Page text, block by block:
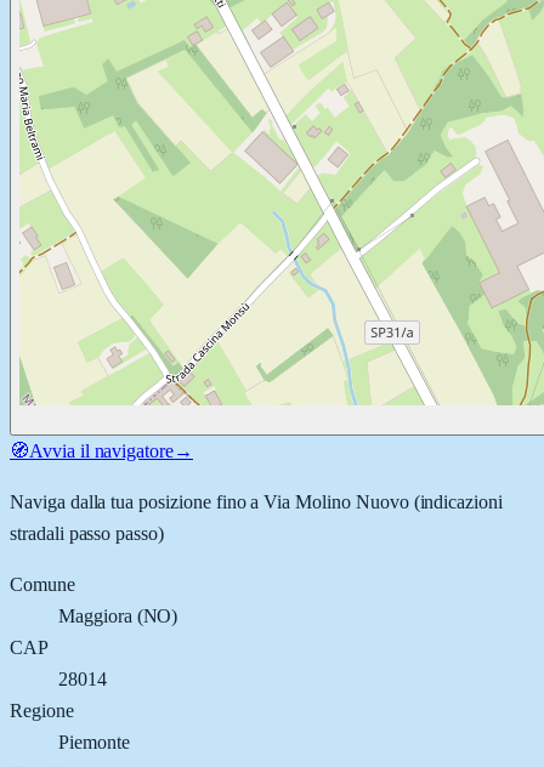
🧭Avvia il navigatore→
Naviga dalla tua posizione fino aVia Molino Nuovo(indicazioni
stradali passo passo)
Comune
Maggiora (NO)
CAP
28014
Regione
Piemonte